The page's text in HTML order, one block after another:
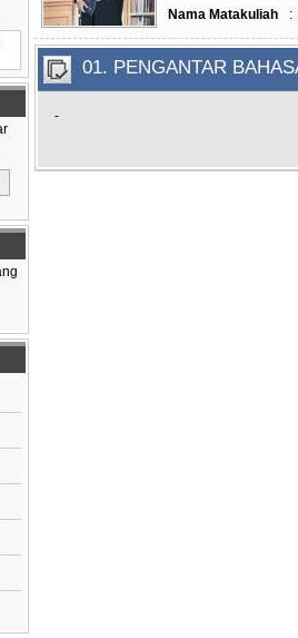
Nama Matakuliah :
01. PENGANTAR
-